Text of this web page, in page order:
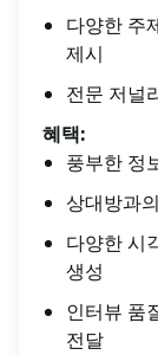
다양한 주
제시
전문 저널
혜택:
풍부한 정
상대방과
다양한 시
생성
인터뷰 품
전달